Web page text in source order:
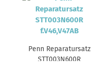
Penn Reparatursatz
STT003N600R